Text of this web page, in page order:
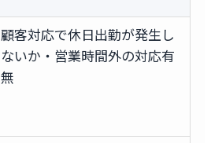
顧客対応で休日出勤が発生し
ないか・営業時間外の対応有
無